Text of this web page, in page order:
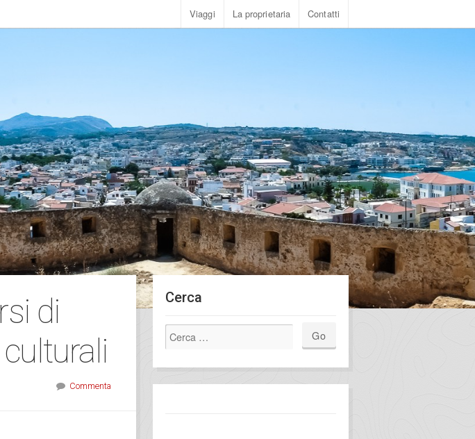
Viaggi La proprietaria Contatti
di
Commenta
Cerca